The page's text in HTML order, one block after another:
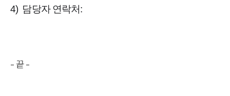
4) 담당자 연락처:
- 끝 -